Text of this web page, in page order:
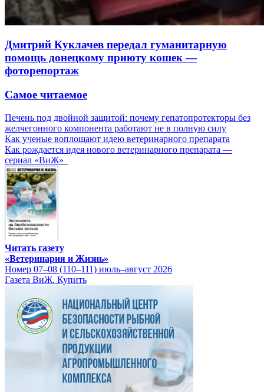
Дмитрий Куклачев передал гуманитарную
помощь донецкому приюту кошек —
фоторепортаж
Самое читаемое
Печень под двойной защитой: почему гепатопротекторы без
желчегонного компонента работают не в полную силу
Как ученые воплощают идею ветеринарного препарата
Как рождается идея нового ветеринарного препарата —
сериал «ВиЖ»
Читать газету
«Ветеринария и Жизнь»
Номер 07–08 (110–111) июль–август 2026
Газета ВиЖ. Купить